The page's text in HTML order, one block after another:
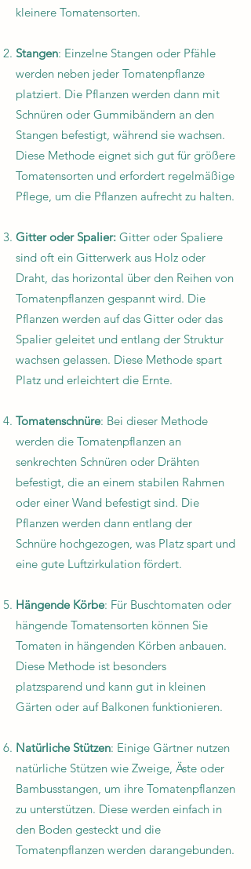
kleinere Tomatensorten.
Stangen: Einzelne Stangen oder Pfähle
werden neben jeder Tomatenpflanze
platziert. Die Pflanzen werden dann mit
Schnüren oder Gummibändern an den
Stangen befestigt, während sie wachsen.
Diese Methode eignet sich gut für größere
Tomatensorten und erfordert regelmäßige
Pflege, um die Pflanzen aufrecht zu halten.
Gitter oder Spalier: Gitter oder Spaliere
sind oft ein Gitterwerk aus Holz oder
Draht, das horizontal über den Reihen von
Tomatenpflanzen gespannt wird. Die
Pflanzen werden auf das Gitter oder das
Spalier geleitet und entlang der Struktur
wachsen gelassen. Diese Methode spart
Platz und erleichtert die Ernte.
Tomatenschnüre: Bei dieser Methode
werden die Tomatenpflanzen an
senkrechten Schnüren oder Drähten
befestigt, die an einem stabilen Rahmen
oder einer Wand befestigt sind. Die
Pflanzen werden dann entlang der
Schnüre hochgezogen, was Platz spart und
eine gute Luftzirkulation fördert.
Hängende Körbe: Für Buschtomaten oder
hängende Tomatensorten können Sie
Tomaten in hängenden Körben anbauen.
Diese Methode ist besonders
platzsparend und kann gut in kleinen
Gärten oder auf Balkonen funktionieren.
Natürliche Stützen: Einige Gärtner nutzen
natürliche Stützen wie Zweige, Äste oder
Bambusstangen, um ihre Tomatenpflanzen
zu unterstützen. Diese werden einfach in
den Boden gesteckt und die
Tomatenpflanzen werden darangebunden.